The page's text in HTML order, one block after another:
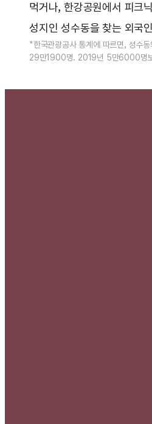
먹거나, 한강공원에서 피크
성지인 성수동을 찾는 외국
*한국관광공사 통계에 따르면, 성수
29만1900명. 2019년 5만6000명